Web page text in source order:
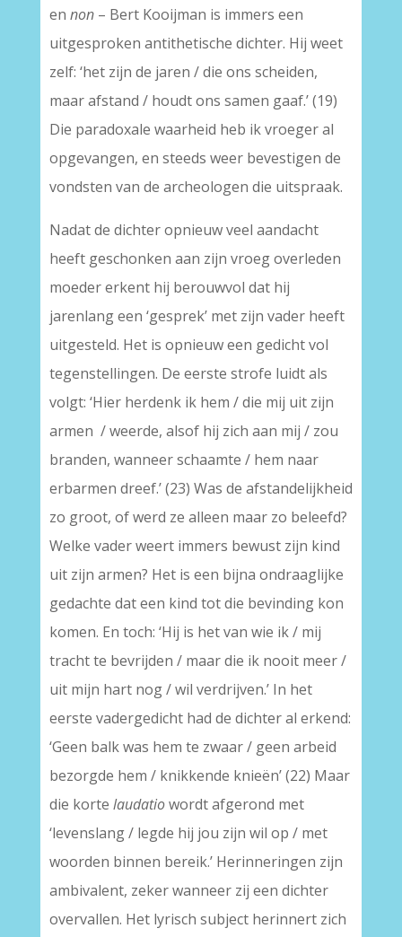
en non– Bert Kooijman is immers een
uitgesproken antithetische dichter. Hij weet
zelf: ‘het zijn de jaren / die ons scheiden,
maar afstand / houdt ons samen gaaf.’ (19)
Die paradoxale waarheid heb ik vroeger al
opgevangen, en steeds weer bevestigen de
vondsten van de archeologen die uitspraak.
Nadat de dichter opnieuw veel aandacht
heeft geschonken aan zijn vroeg overleden
moeder erkent hij berouwvol dat hij
jarenlang een ‘gesprek’ met zijn vader heeft
uitgesteld. Het is opnieuw een gedicht vol
tegenstellingen. De eerste strofe luidt als
volgt: ‘Hier herdenk ik hem / die mij uit zijn
armen / weerde, alsof hij zich aan mij / zou
branden, wanneer schaamte / hem naar
erbarmen dreef.’ (23) Was de afstandelijkheid
zo groot, of werd ze alleen maar zo beleefd?
Welke vader weert immers bewust zijn kind
uit zijn armen? Het is een bijna ondraaglijke
gedachte dat een kind tot die bevinding kon
komen. En toch: ‘Hij is het van wie ik / mij
tracht te bevrijden / maar die ik nooit meer /
uit mijn hart nog / wil verdrijven.’ In het
eerste vadergedicht had de dichter al erkend:
‘Geen balk was hem te zwaar / geen arbeid
bezorgde hem / knikkende knieën’ (22) Maar
die korte laudatiowordt afgerond met
‘levenslang / legde hij jou zijn wil op / met
woorden binnen bereik.’ Herinneringen zijn
ambivalent, zeker wanneer zij een dichter
overvallen. Het lyrisch subject herinnert zich